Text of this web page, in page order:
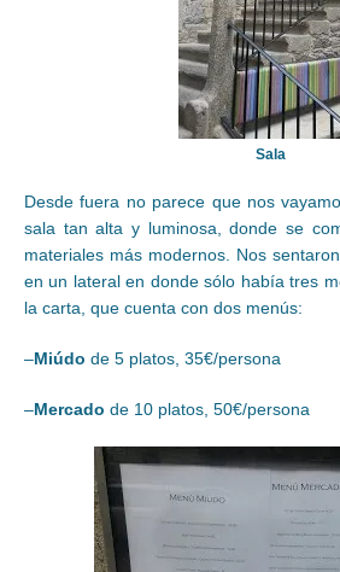
Sala
Desde fuera no parece que nos
sala tan alta y luminosa, donde se
materiales más modernos. Nos
en un lateral en donde sólo había tres
la carta, que cuenta con dos menús:
–Miúdo de 5 platos, 35€/persona
–Mercado de 10 platos, 50€/persona